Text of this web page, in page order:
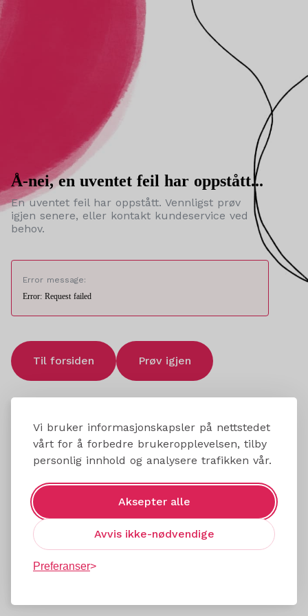
Vi bruker informasjonskapsler på nettstedet
vårt for å forbedre brukeropplevelsen, tilby
personlig innhold og analysere trafikken vår.
Aksepter alle
Avvis ikke-nødvendige
Preferanser
Å-nei, en uventet feil har oppstått...
En uventet feil har oppstått. Vennligst prøv
igjen senere, eller kontakt kundeservice ved
behov.
Error message:
Error: Request failed
Til forsiden Prøv igjen